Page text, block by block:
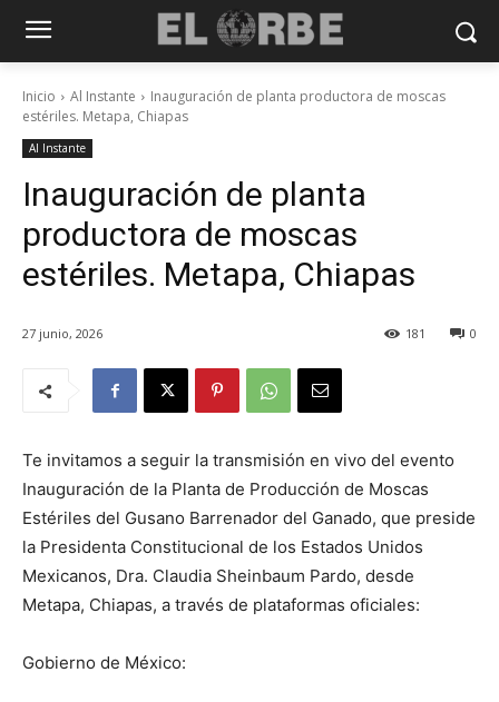
Inicio Al Instante
Inauguración de planta productora de moscas
estériles. Metapa, Chiapas
Al Instante
Inauguración de planta
productora de moscas
estériles. Metapa, Chiapas
27 junio, 2026 0
181
Te invitamos a seguir la transmisión en vivo del evento
Inauguración de la Planta de Producción de Moscas
Estériles del Gusano Barrenador del Ganado, que preside
la Presidenta Constitucional de los Estados Unidos
Mexicanos, Dra. Claudia Sheinbaum Pardo, desde
Metapa, Chiapas, a través de plataformas oficiales:
Gobierno de México: